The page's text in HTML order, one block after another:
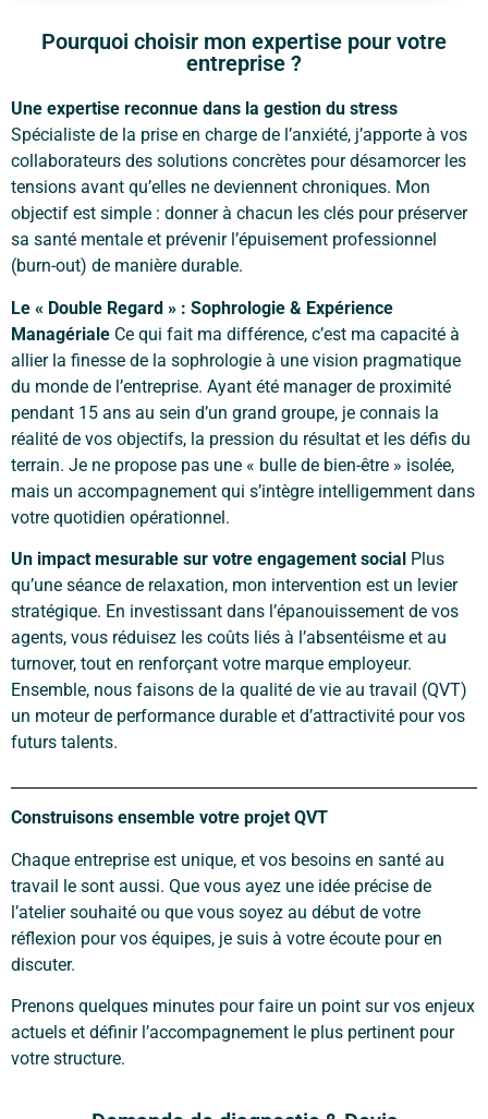
Pourquoi choisir mon expertise pour votre
entreprise ?
Une expertise reconnue dans la gestion du stress
Spécialiste de la prise en charge de l’anxiété, j’apporte à vos
collaborateurs des solutions concrètes pour désamorcer les
tensions avant qu’elles ne deviennent chroniques. Mon
objectif est simple : donner à chacun les clés pour préserver
sa santé mentale et prévenir l’épuisement professionnel
(burn-out) de manière durable.
Le « Double Regard » : Sophrologie & Expérience
Managériale Ce qui fait ma différence, c’est ma capacité à
allier la finesse de la sophrologie à une vision pragmatique
du monde de l’entreprise. Ayant été manager de proximité
pendant 15 ans au sein d’un grand groupe, je connais la
réalité de vos objectifs, la pression du résultat et les défis du
terrain. Je ne propose pas une « bulle de bien-être » isolée,
mais un accompagnement qui s’intègre intelligemment dans
votre quotidien opérationnel.
Un impact mesurable sur votre engagement social Plus
qu’une séance de relaxation, mon intervention est un levier
stratégique. En investissant dans l’épanouissement de vos
agents, vous réduisez les coûts liés à l’absentéisme et au
turnover, tout en renforçant votre marque employeur.
Ensemble, nous faisons de la qualité de vie au travail (QVT)
un moteur de performance durable et d’attractivité pour vos
futurs talents.
Construisons ensemble votre projet QVT
Chaque entreprise est unique, et vos besoins en santé au
travail le sont aussi. Que vous ayez une idée précise de
l’atelier souhaité ou que vous soyez au début de votre
réflexion pour vos équipes, je suis à votre écoute pour en
discuter.
Prenons quelques minutes pour faire un point sur vos enjeux
actuels et définir l’accompagnement le plus pertinent pour
votre structure.